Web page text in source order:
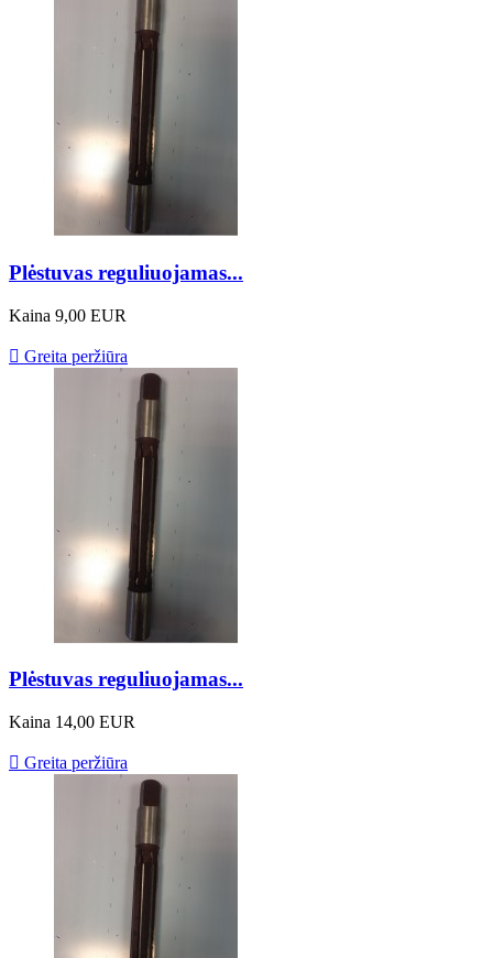
Plėstuvas reguliuojamas...
Kaina 9,00 EUR
 Greita peržiūra
Plėstuvas reguliuojamas...
Kaina 14,00 EUR
 Greita peržiūra